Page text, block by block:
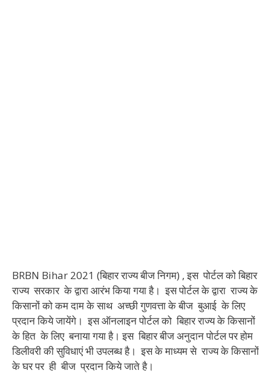
BRBN Bihar 2021 (बिहार राज्य बीज निगम) , इस पोर्टल को बिहार
राज्य सरकार के द्वारा आरंभ किया गया है। इस पोर्टल के द्वारा राज्य के
किसानों को कम दाम के साथ अच्छी गुणवत्ता के बीज बुआई के लिए
प्रदान किये जायेंगे। इस ऑनलाइन पोर्टल को बिहार राज्य के किसानों
के हित के लिए बनाया गया है। इस बिहार बीज अनुदान पोर्टल पर होम
डिलीवरी की सुविधाएं भी उपलब्ध है। इस के माध्यम से राज्य के किसानों
के घर पर ही बीज प्रदान किये जाते है।